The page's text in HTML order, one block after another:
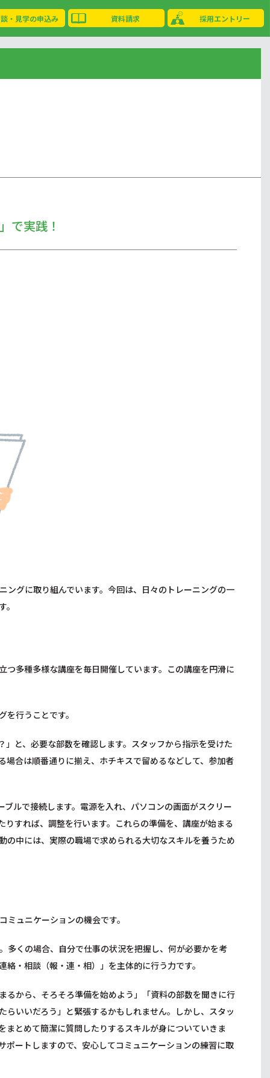
・見学の申込み 資料請求 採用エントリー
で実践！
グに取り組んでいます。今回は、日々のトレーニングの一
多種多様な講座を毎日開催しています。この講座を円滑に
行うことです。
と、必要な部数を確認します。スタッフから指示を受けた
合は順番通りに揃え、ホチキスで留めるなどして、参加者
ルで接続します。電源を入れ、パソコンの画面がスクリー
すれば、調整を行います。これらの準備を、講座が始まる
中には、実際の職場で求められる大切なスキルを養うため
ュニケーションの機会です。
多くの場合、自分で仕事の状況を把握し、何が必要かを考
・相談（報・連・相）」を主体的に行う力です。
から、そろそろ準備を始めよう」「資料の部数を聞きに行
いいだろう」と緊張するかもしれません。しかし、スタッ
とめて簡潔に質問したりするスキルが身についていきま
ートしますので、安心してコミュニケーションの練習に取